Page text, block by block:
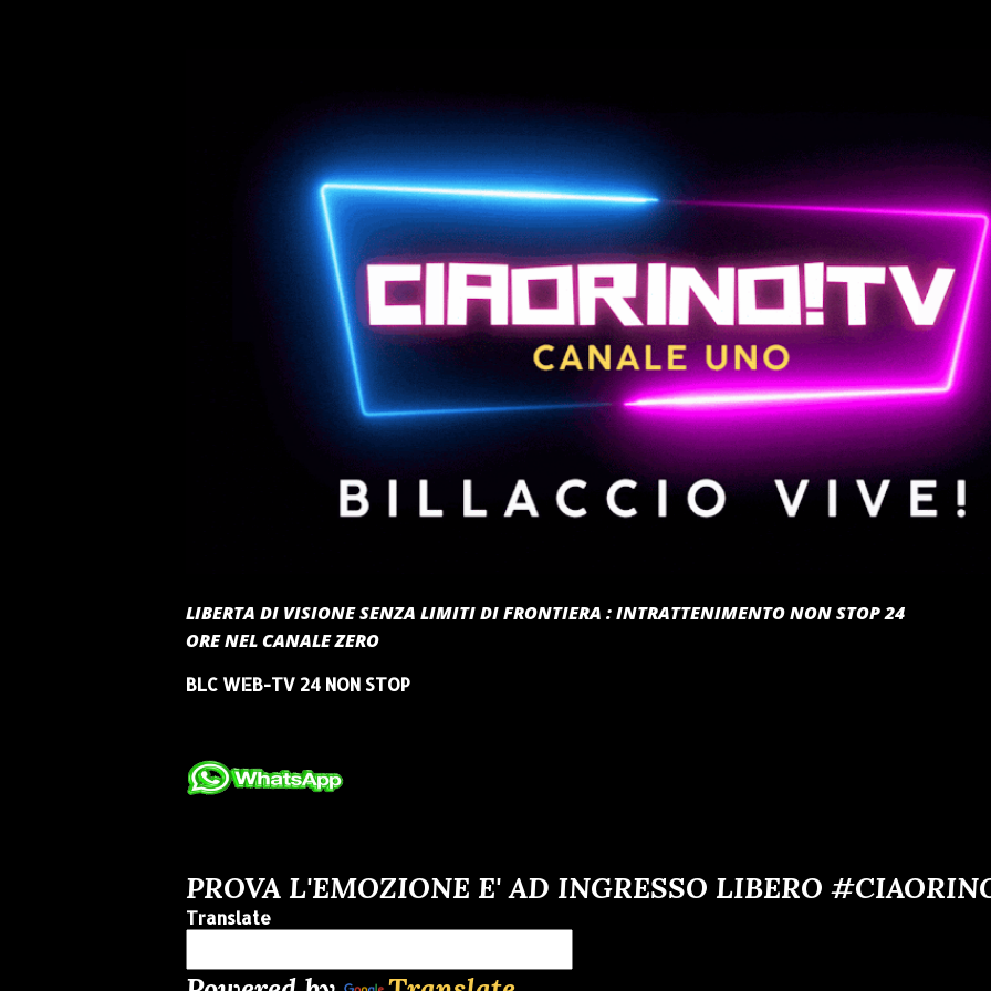
LIBERTA DI VISIONE SENZA LIMITI DI FRONTIERA : INTRATTENIMENTO NON STOP 24
ORE NEL CANALE ZERO
BLC WEB-TV 24 NON STOP
PROVA L'EMOZIONE E' AD INGRESSO LIBERO
Translate